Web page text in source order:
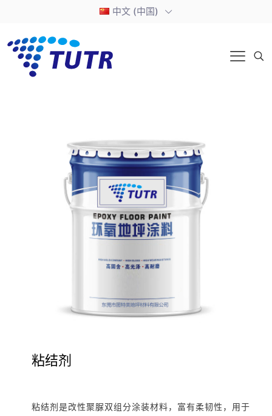
中文 (中国)
粘结剂
粘结剂是改性聚脲双组分涂装材料，富有柔韧性，用于